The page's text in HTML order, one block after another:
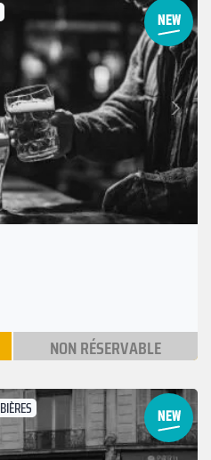
Suivant
NON RÉSERVABLE
BIÈRES